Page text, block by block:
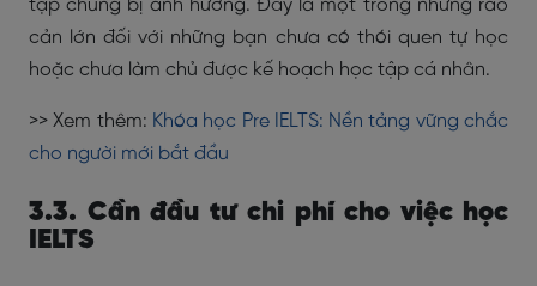
tập chung bị ảnh hưởng. Đây là một trong những rào
cản lớn đối với những bạn chưa có thói quen tự học
hoặc chưa làm chủ được kế hoạch học tập cá nhân.
>> Xem thêm: Khóa học Pre IELTS: Nền tảng vững chắc
cho người mới bắt đầu
3.3. Cần đầu tư chi phí cho việc học
IELTS